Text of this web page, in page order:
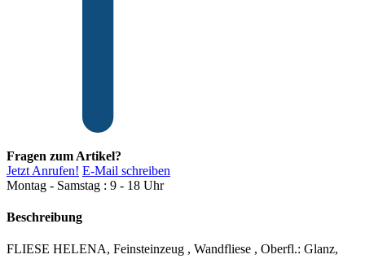
Fragen zum Artikel?
Jetzt Anrufen! E-Mail schreiben
Montag - Samstag : 9 - 18 Uhr
Beschreibung
FLIESE HELENA, Feinsteinzeug , Wandfliese , Oberfl.: Glanz,